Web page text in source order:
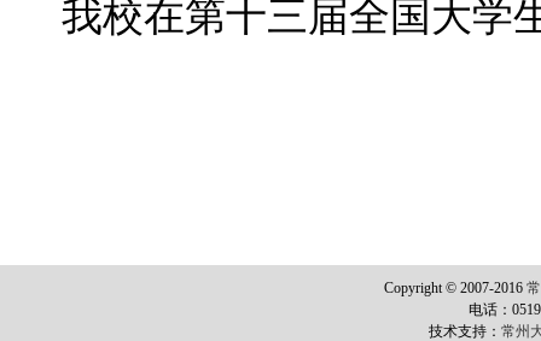
我校在第十三届全国大学
Copyright © 2007-2016
电话：
技术支持：常州